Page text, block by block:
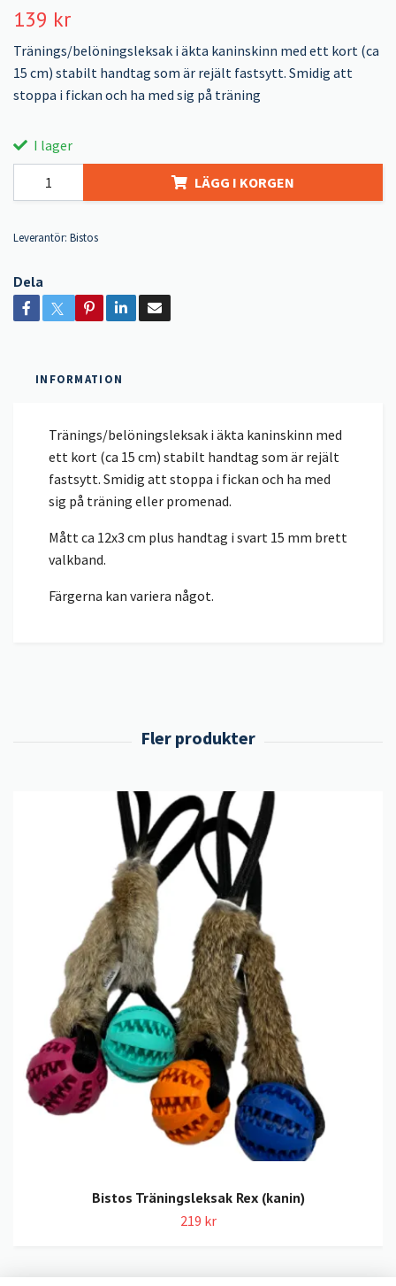
139 kr
Tränings/belöningsleksak i äkta kaninskinn med ett kort (ca
15 cm) stabilt handtag som är rejält fastsytt. Smidig att
stoppa i fickan och ha med sig på träning
I lager
LÄGG I KORGEN
Leverantör: Bistos
Dela
INFORMATION
Tränings/belöningsleksak i äkta kaninskinn med
ett kort (ca 15 cm) stabilt handtag som är rejält
fastsytt. Smidig att stoppa i fickan och ha med
sig på träning eller promenad.
Mått ca 12x3 cm plus handtag i svart 15 mm brett
valkband.
Färgerna kan variera något.
Bistos Träningsleksak Rex (kanin)
219 kr